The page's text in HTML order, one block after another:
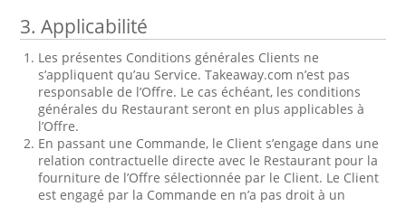
3. Applicabilité
Les présentes Conditions générales Clients ne
s’appliquent qu’au Service. Takeaway.com n’est pas
responsable de l’Offre. Le cas échéant, les conditions
générales du Restaurant seront en plus applicables à
l’Offre.
En passant une Commande, le Client s’engage dans une
relation contractuelle directe avec le Restaurant pour la
fourniture de l’Offre sélectionnée par le Client. Le Client
est engagé par la Commande en n’a pas droit à un